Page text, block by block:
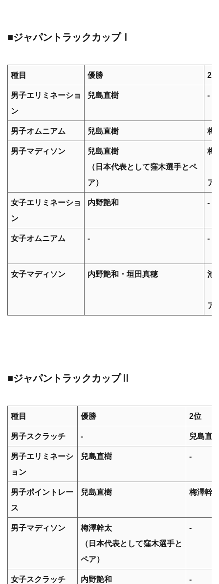
■ジャパントラックカップⅠ
種目 優勝 2位
男子エリミネーショ
ン
兒島直樹 -
男子オムニアム 兒島直樹 梅
男子マディソン
兒島直樹
（日本代表として窪木選手とペ
ア）
梅
ア
女子エリミネーショ
ン
内野艶和 -
女子オムニアム - -
女子マディソン 内野艶和・垣田真穂
池
ア
■ジャパントラックカップⅡ
種目 優勝 2位
男子スクラッチ - 兒島直
男子エリミネーシ
ョン
兒島直樹 -
男子ポイントレー
ス
兒島直樹 梅澤幹
男子マディソン
梅澤幹太
（日本代表として窪木選手と
ペア）
-
女子スクラッチ 内野艶和 -